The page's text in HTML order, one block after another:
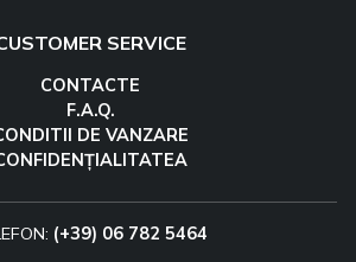
SERVICE
CONTACTE
F.A.Q.
DE VANZARE
(+39) 06 782 5464